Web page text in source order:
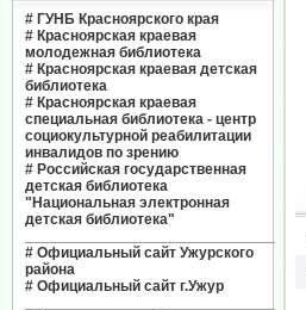
# ГУНБ Красноярского края
# Красноярская краевая
молодежная библиотека
# Красноярская краевая детская
библиотека
# Красноярская краевая
специальная библиотека - центр
социокультурной реабилитации
инвалидов по зрению
# Российская государственная
детская библиотека
"Национальная электронная
детская библиотека"
# Официальный сайт Ужурского
района
# Официальный сайт г.Ужур